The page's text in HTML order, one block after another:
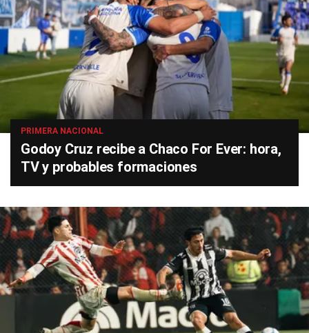
PRIMERA NACIONAL
Godoy Cruz recibe a Chaco For Ever: hora,
TV y probables formaciones